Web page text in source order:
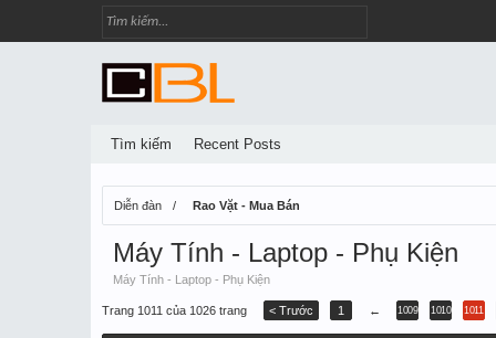
Diễn đàn Rao Vặt - Mua Bán
Máy Tính - Laptop - Phụ Kiện
Máy Tính - Laptop - Phụ Kiện
Trang 1011 của 1026 trang < Trước 1 ← 1009 1010 1011
Tìm kiếm Recent Posts